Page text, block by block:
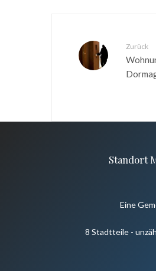
Zurück
Standort
Eine
8 Stadtteile -